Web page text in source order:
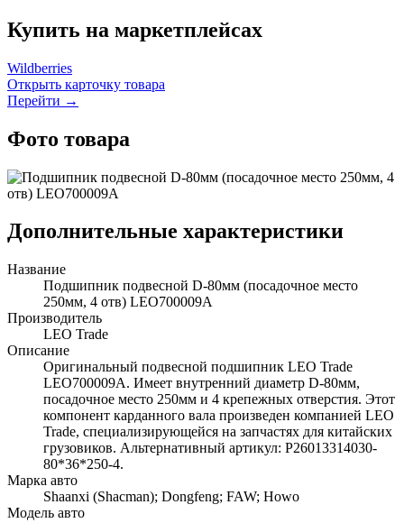
Купить на маркетплейсах
Wildberries
Открыть карточку товара
Перейти →
Фото товара
Дополнительные характеристики
Название
Подшипник подвесной D-80мм (посадочное место
250мм, 4 отв) LEO700009A
Производитель
LEO Trade
Описание
Оригинальный подвесной подшипник LEO Trade
LEO700009A. Имеет внутренний диаметр D-80мм,
посадочное место 250мм и 4 крепежных отверстия. Этот
компонент карданного вала произведен компанией LEO
Trade, специализирующейся на запчастях для китайских
грузовиков. Альтернативный артикул: P26013314030-
80*36*250-4.
Марка авто
Shaanxi (Shacman); Dongfeng; FAW; Howo
Модель авто